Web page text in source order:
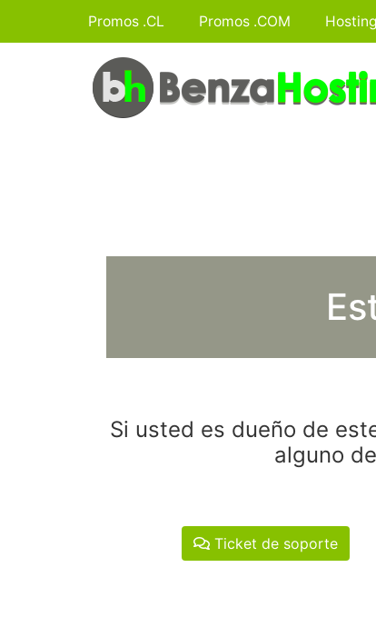
Promos .CL Promos .COM Hosting
Si usted es dueño de
alguno
Ticket de soporte